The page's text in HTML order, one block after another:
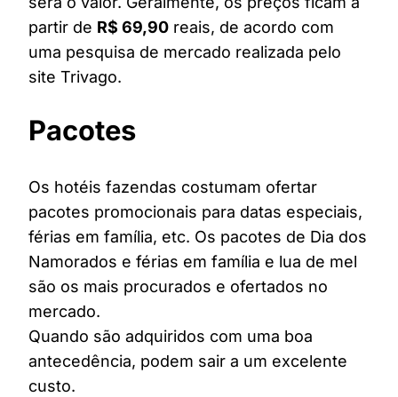
partir de R$ 69,90 reais, de acordo com
uma pesquisa de mercado realizada pelo
site Trivago.
Pacotes
Os hotéis fazendas costumam ofertar
pacotes promocionais para datas especiais,
férias em família, etc. Os pacotes de Dia dos
Namorados e férias em família e lua de mel
são os mais procurados e ofertados no
mercado.
Quando são adquiridos com uma boa
antecedência, podem sair a um excelente
custo.